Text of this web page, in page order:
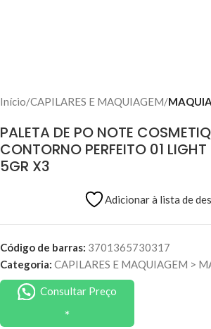
Início CAPILARES E MAQUIAGEM
PALETA DE PO NOTE
CONTORNO PERFEITO 01
5GR X3
Adicionar à lista de
Código de barras: 3701365730317
Categoria: CAPILARES E MAQUIAGEM >
Consultar Preço